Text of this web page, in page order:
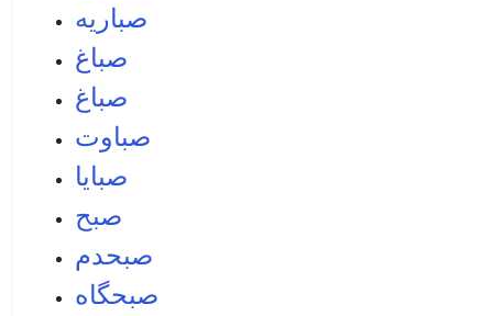
صباريه
صباغ
صباغ
صباوت
صبايا
صبح
صبحدم
صبحگاه